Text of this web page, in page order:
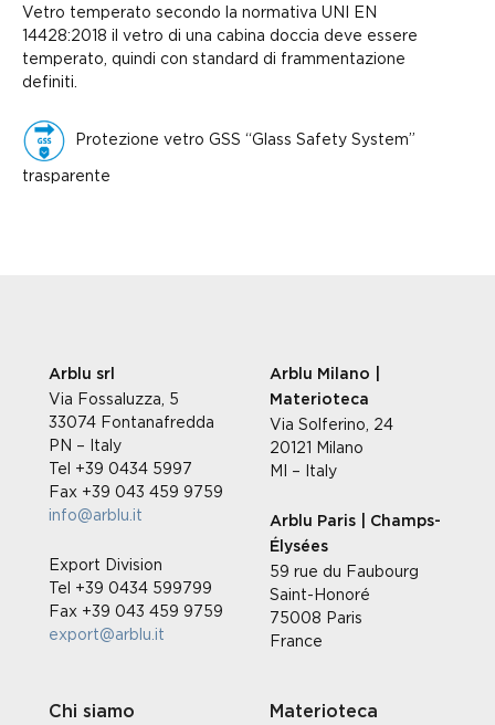
Vetro temperato secondo la normativa UNI EN
14428:2018 il vetro di una cabina doccia deve essere
temperato, quindi con standard di frammentazione
definiti.
Protezione vetro GSS “Glass Safety System”
trasparente
Arblu srl
Via Fossaluzza, 5
33074 Fontanafredda
PN – Italy
Tel +39 0434 5997
Fax +39 043 459 9759
info@arblu.it
Export Division
Tel +39 0434 599799
Fax +39 043 459 9759
export@arblu.it
Arblu Milano |
Materioteca
Via Solferino, 24
20121 Milano
MI – Italy
Arblu Paris | Champs-
Élysées
59 rue du Faubourg
Saint-Honoré
75008 Paris
France
Chi siamo Materioteca